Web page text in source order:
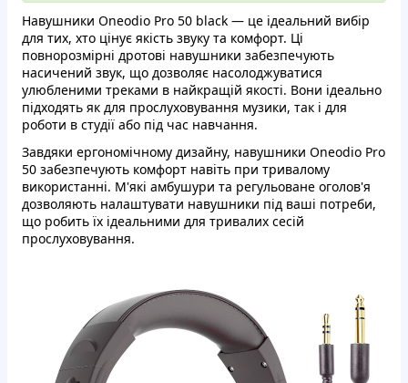
Навушники Oneodio Pro 50 black — це ідеальний вибір
для тих, хто цінує якість звуку та комфорт. Ці
повнорозмірні дротові навушники забезпечують
насичений звук, що дозволяє насолоджуватися
улюбленими треками в найкращій якості. Вони ідеально
підходять як для прослуховування музики, так і для
роботи в студії або під час навчання.
Завдяки ергономічному дизайну, навушники Oneodio Pro
50 забезпечують комфорт навіть при тривалому
використанні. М'які амбушури та регульоване оголов'я
дозволяють налаштувати навушники під ваші потреби,
що робить їх ідеальними для тривалих сесій
прослуховування.